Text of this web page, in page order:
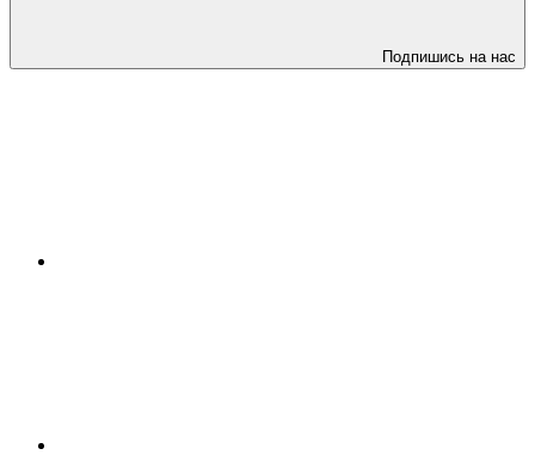
Подпишись на нас